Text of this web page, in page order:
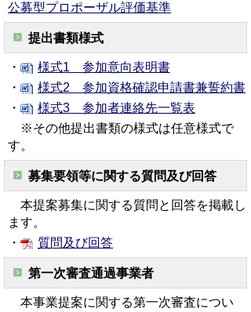
公募型プロポーザル評価基準
提出書類様式
・
様式1 参加意向表明書
・
様式2 参加資格確認申請書兼誓約書
・
様式3 参加者連絡先一覧表
※その他提出書類の様式は任意様式で
す。
募集要領等に関する質問及び回答
本提案募集に関する質問と回答を掲載し
ます。
・
質問及び回答
第一次審査通過事業者
本事業提案に関する第一次審査につい